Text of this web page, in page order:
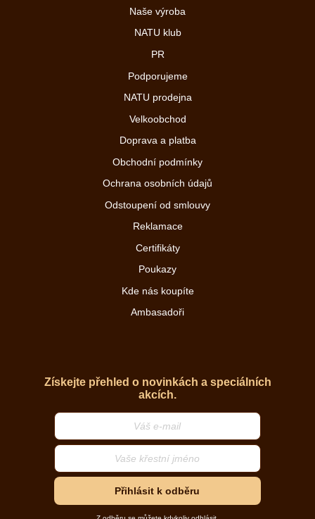
Naše výroba
NATU klub
PR
Podporujeme
NATU prodejna
Velkoobchod
Doprava a platba
Obchodní podmínky
Ochrana osobních údajů
Odstoupení od smlouvy
Reklamace
Certifikáty
Poukazy
Kde nás koupíte
Ambasadoři
Získejte přehled o novinkách a speciálních
akcích.
Přihlásit k odběru